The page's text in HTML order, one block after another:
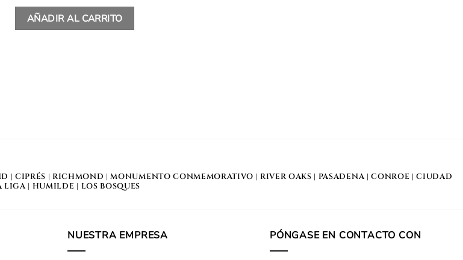
AÑADIR AL CARRITO
| CIPRÉS | RICHMOND |MONUMENTO CONMEMORATIVO | RIVER OAKS | PASADENA |CONROE |CIUDAD
LIGA | HUMILDE | LOS BOSQUES
NUESTRA EMPRESA PÓNGASE EN CONTACTO CON